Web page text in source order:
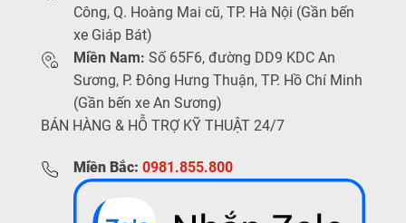
Công, Q. Hoàng Mai cũ, TP. Hà Nội (Gần bến
xe Giáp Bát)
Miền Nam: Số 65F6, đường DD9 KDC An
Sương, P. Đông Hưng Thuận, TP. Hồ Chí Minh
(Gần bến xe An Sương)
BÁN HÀNG & HỖ TRỢ KỸ THUẬT 24/7
Miền Bắc: 0981.855.800